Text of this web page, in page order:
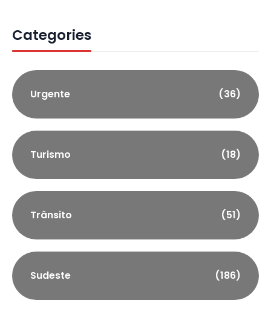
Categories
Urgente (36)
Turismo (18)
Trânsito (51)
Sudeste (186)